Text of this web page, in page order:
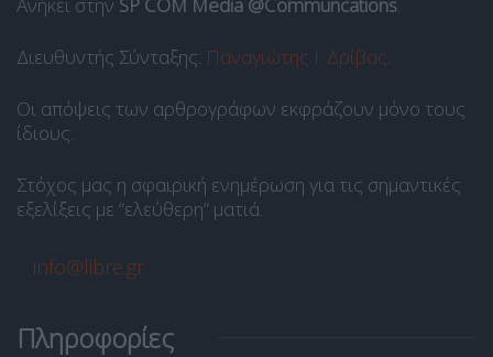
Διευθυντής Σύνταξης: Παναγιώτης Ι. Δρίβας
Οι απόψεις των αρθρογράφων εκφράζουν μόνο τους
ίδιους.
Στόχος μας η σφαιρική ενημέρωση για τις σημαντικές
εξελίξεις με “ελεύθερη” ματιά.
info@libre.gr
Πληροφορίες